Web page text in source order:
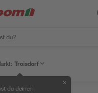
Troisdorf
du deinen
✕